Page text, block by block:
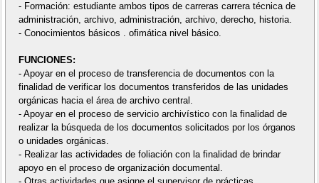
- Formación: estudiante ambos tipos de carreras carrera técnica de
administración, archivo, administración, archivo, derecho, historia.
- Conocimientos básicos . ofimática nivel básico.
FUNCIONES:
- Apoyar en el proceso de transferencia de documentos con la
finalidad de verificar los documentos transferidos de las unidades
orgánicas hacia el área de archivo central.
- Apoyar en el proceso de servicio archivístico con la finalidad de
realizar la búsqueda de los documentos solicitados por los órganos
o unidades orgánicas.
- Realizar las actividades de foliación con la finalidad de brindar
apoyo en el proceso de organización documental.